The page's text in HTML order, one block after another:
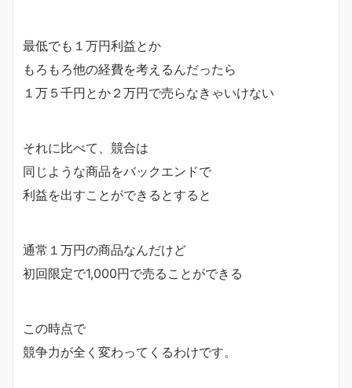
最低でも１万円利益とか
もろもろ他の経費を考えるんだったら
１万５千円とか２万円で売らなきゃいけない
それに比べて、競合は
同じような商品をバックエンドで
利益を出すことができるとすると
通常１万円の商品なんだけど
初回限定で1,000円で売ることができる
この時点で
競争力が全く変わってくるわけです。